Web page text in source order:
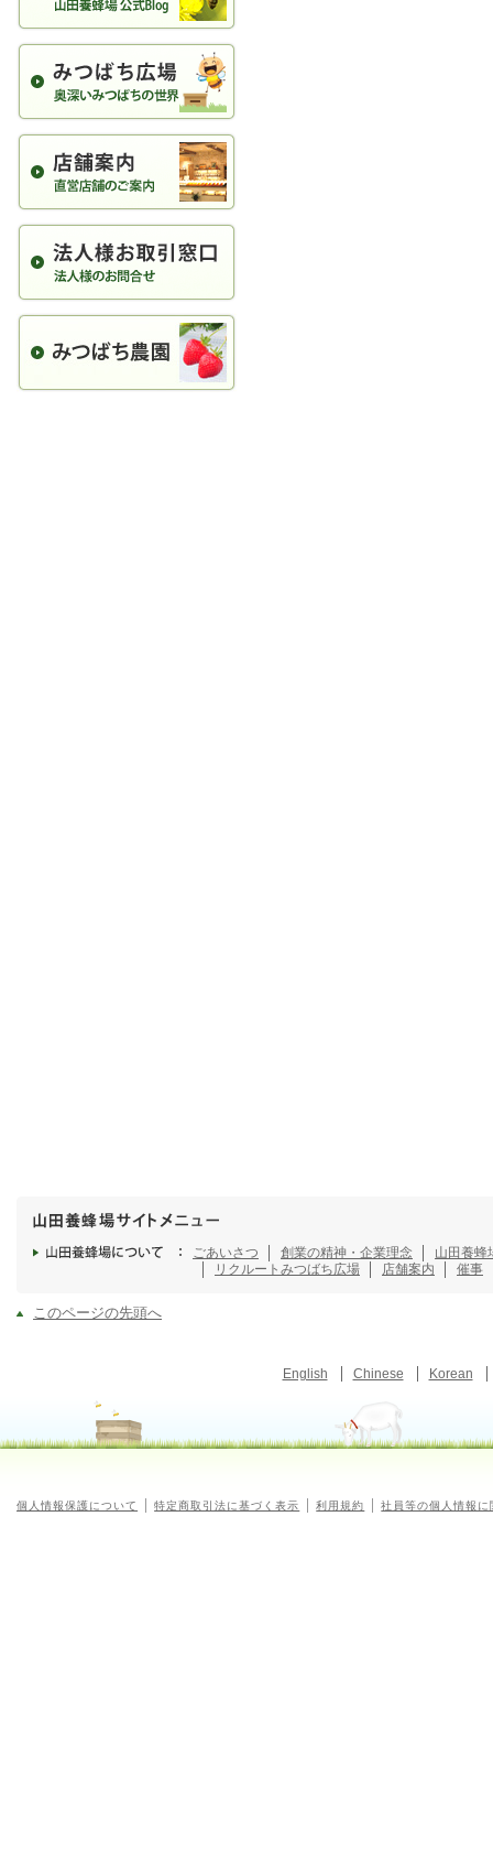
ごあいさつ 創業の精神・企業理念
山田養蜂
リクルート みつばち広場 店舗案内 催事
このページの先頭へ
English Chinese Korean
個人情報保護について 特定商取引法に基づく表示 利用規約 社員等の個人情報